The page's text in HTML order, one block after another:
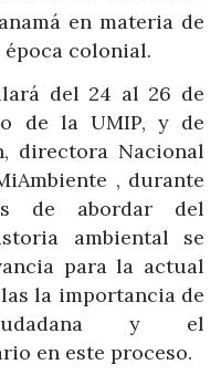
en materia de
colonial.
del 24 al 26 de
de la UMIP, y de
directora Nacional
, durante
de abordar del
ambiental se
para la actual
la importancia de
y el
en este proceso.